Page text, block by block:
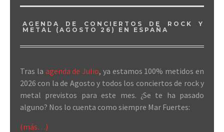
AGENDA DE CONCIERTOS DE ROCK Y
METAL (AGOSTO 26) EN ESPAÑA
Tras la agenda de Julio, ya estamos 100% metidos en
2026 con la de Agosto y todos los conciertos de rock y
metal previstos para este mes. ¿Se te ha pasado
alguno? Nos lo cuenta como siempre Mar Fuertes:
(más…)